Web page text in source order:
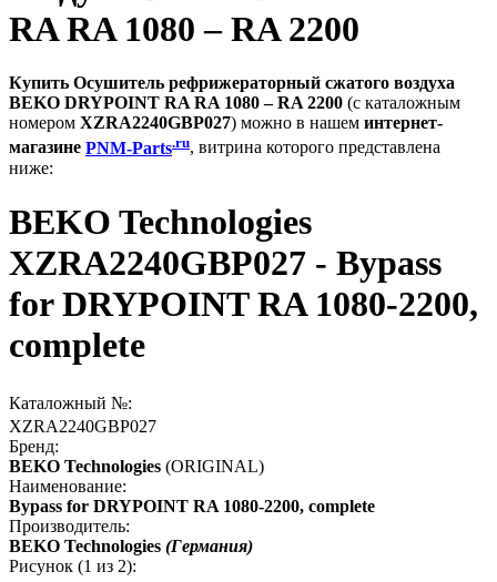
RA RA 1080 – RA 2200
Купить Осушитель рефрижераторный сжатого воздуха
BEKO DRYPOINT RA RA 1080 – RA 2200 (с каталожным
номером XZRA2240GBP027) можно в нашем интернет-
магазине PNM-Parts.ru, витрина которого представлена
ниже:
BEKO Technologies
XZRA2240GBP027 - Bypass
for DRYPOINT RA 1080-2200,
complete
Каталожный №:
XZRA2240GBP027
Бренд:
BEKO Technologies (ORIGINAL)
Наименование:
Bypass for DRYPOINT RA 1080-2200, complete
Производитель:
BEKO Technologies (Германия)
Рисунок (1 из 2):